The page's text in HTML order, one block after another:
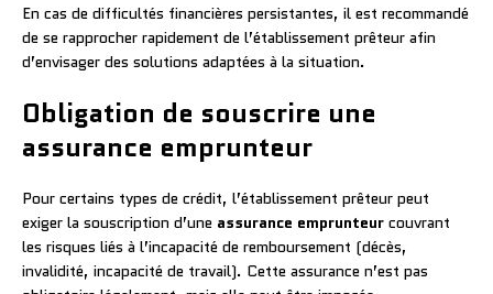
En cas de difficultés financières persistantes, il est recommandé
de se rapprocher rapidement de l’établissement prêteur afin
d’envisager des solutions adaptées à la situation.
Obligation de souscrire une
assurance emprunteur
Pour certains types de crédit, l’établissement prêteur peut
exiger la souscription d’une assurance emprunteur couvrant
les risques liés à l’incapacité de remboursement (décès,
invalidité, incapacité de travail). Cette assurance n’est pas